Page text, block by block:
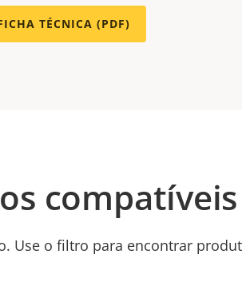
TÉCNICA (PDF)
compatíveis
Use o filtro para encontrar